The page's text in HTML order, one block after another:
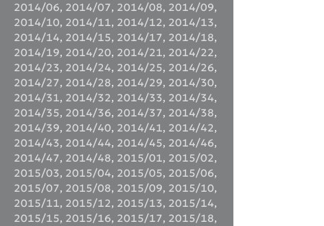
2014/06, 2014/07, 2014/08, 2014/09,
2014/10, 2014/11, 2014/12, 2014/13,
2014/14, 2014/15, 2014/17, 2014/18,
2014/19, 2014/20, 2014/21, 2014/22,
2014/23, 2014/24, 2014/25, 2014/26,
2014/27, 2014/28, 2014/29, 2014/30,
2014/31, 2014/32, 2014/33, 2014/34,
2014/35, 2014/36, 2014/37, 2014/38,
2014/39, 2014/40, 2014/41, 2014/42,
2014/43, 2014/44, 2014/45, 2014/46,
2014/47, 2014/48, 2015/01, 2015/02,
2015/03, 2015/04, 2015/05, 2015/06,
2015/07, 2015/08, 2015/09, 2015/10,
2015/11, 2015/12, 2015/13, 2015/14,
2015/15, 2015/16, 2015/17, 2015/18,